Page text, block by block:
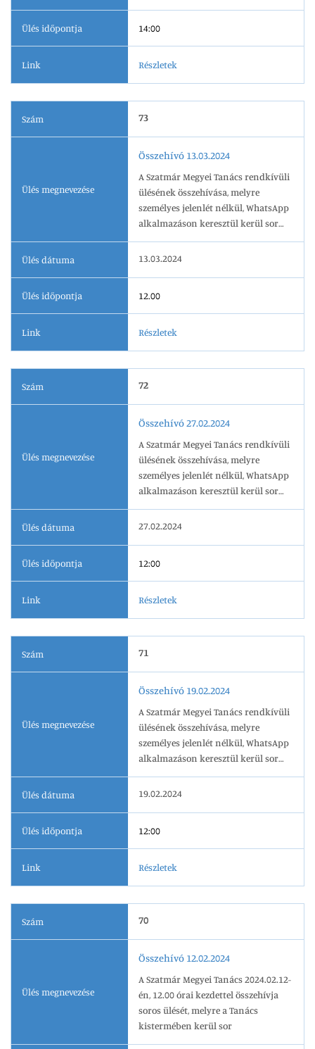
Ülés időpontja 14:00
Link Részletek
Szám 73
Ülés megnevezése
Összehívó 13.03.2024
A Szatmár Megyei Tanács rendkívüli
ülésének összehívása, melyre
személyes jelenlét nélkül, WhatsApp
alkalmazáson keresztül kerül sor
Ülés dátuma
13.03.2024
Ülés időpontja 12.00
Link Részletek
Szám 72
Ülés megnevezése
Összehívó 27.02.2024
A Szatmár Megyei Tanács rendkívüli
ülésének összehívása, melyre
személyes jelenlét nélkül, WhatsApp
alkalmazáson keresztül kerül sor
Ülés dátuma
27.02.2024
Ülés időpontja 12:00
Link Részletek
Szám 71
Ülés megnevezése
Összehívó 19.02.2024
A Szatmár Megyei Tanács rendkívüli
ülésének összehívása, melyre
személyes jelenlét nélkül, WhatsApp
alkalmazáson keresztül kerül sor
Ülés dátuma
19.02.2024
Ülés időpontja 12:00
Link Részletek
Szám 70
Ülés megnevezése
Összehívó 12.02.2024
A Szatmár Megyei Tanács 2024.02.12-
én, 12.00 órai kezdettel összehívja
soros ülését, melyre a Tanács
kistermében kerül sor